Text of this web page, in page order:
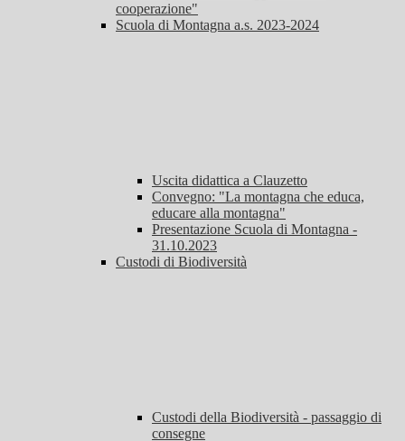
cooperazione"
Scuola di Montagna a.s. 2023-2024
Uscita didattica a Clauzetto
Convegno: "La montagna che educa,
educare alla montagna"
Presentazione Scuola di Montagna -
31.10.2023
Custodi di Biodiversità
Custodi della Biodiversità - passaggio di
consegne